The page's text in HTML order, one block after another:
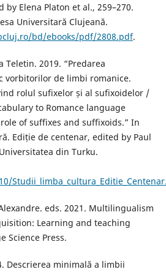
by Elena Platon et al., 259–270.
Universitară Clujeană.
bd/ebooks/pdf/2808.pdf.
Teletin. 2019. “Predarea
vorbitorilor de limbi romanice.
rolul sufixelor și al sufixoidelor /
to Romance language
of suffixes and suffixoids.” In
Ediție de centenar, edited by Paul
din Turku.
eds. 2021. Multilingualism
Learning and teaching
Science Press.
Descrierea minimală a limbii